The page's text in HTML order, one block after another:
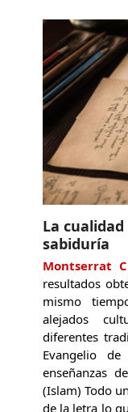
La
sabiduría
Montserrat
resultados
mismo
alejados
diferentes
Evangelio
enseñanzas
(Islam) Todo
de la letra lo